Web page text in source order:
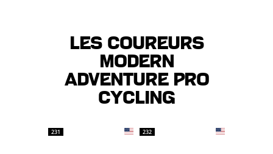
Les coureurs
MODERN
ADVENTURE PRO
CYCLING
231 232